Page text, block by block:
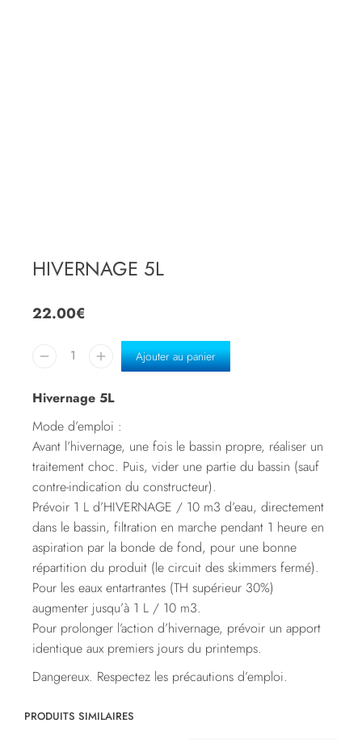
HIVERNAGE 5L
22.00€
Ajouter au panier
Hivernage 5L
Mode d’emploi :
Avant l’hivernage, une fois le bassin propre, réaliser un
traitement choc. Puis, vider une partie du bassin (sauf
contre-indication du constructeur).
Prévoir 1 L d’HIVERNAGE / 10 m3 d’eau, directement
dans le bassin, filtration en marche pendant 1 heure en
aspiration par la bonde de fond, pour une bonne
répartition du produit (le circuit des skimmers fermé).
Pour les eaux entartrantes (TH supérieur 30%)
augmenter jusqu’à 1 L / 10 m3.
Pour prolonger l’action d’hivernage, prévoir un apport
identique aux premiers jours du printemps.
Dangereux. Respectez les précautions d’emploi.
PRODUITS SIMILAIRES